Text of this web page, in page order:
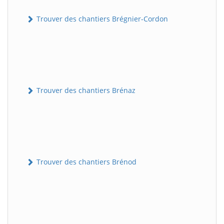
Trouver des chantiers Brégnier-Cordon
Trouver des chantiers Brénaz
Trouver des chantiers Brénod